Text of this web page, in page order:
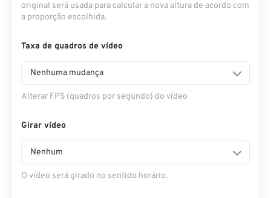
original será usada para calcular a nova altura de acordo com
a proporção escolhida.
Taxa de quadros de vídeo
Nenhuma mudança
Alterar FPS (quadros por segundo) do vídeo
Girar vídeo
Nenhum
O vídeo será girado no sentido horário.